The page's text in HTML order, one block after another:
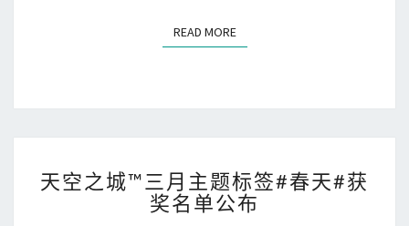
布
READ MOREREAD MORE
空
之
天空之城™三月主题标签#春天#获
奖名单公布